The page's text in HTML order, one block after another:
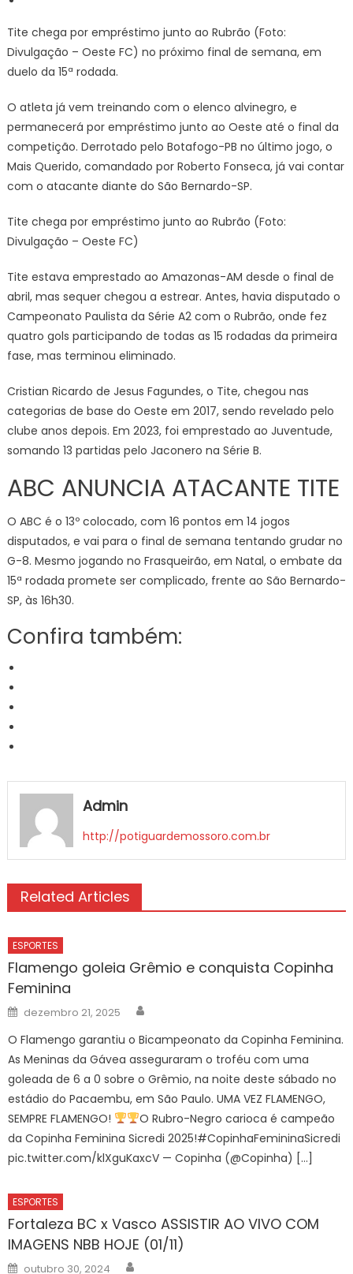
Tite chega por empréstimo junto ao Rubrão (Foto:
Divulgação – Oeste FC) no próximo final de semana, em
duelo da 15ª rodada.
O atleta já vem treinando com o elenco alvinegro, e
permanecerá por empréstimo junto ao Oeste até o final da
competição. Derrotado pelo Botafogo-PB no último jogo, o
Mais Querido, comandado por Roberto Fonseca, já vai contar
com o atacante diante do São Bernardo-SP.
Tite chega por empréstimo junto ao Rubrão (Foto:
Divulgação – Oeste FC)
Tite estava emprestado ao Amazonas-AM desde o final de
abril, mas sequer chegou a estrear. Antes, havia disputado o
Campeonato Paulista da Série A2 com o Rubrão, onde fez
quatro gols participando de todas as 15 rodadas da primeira
fase, mas terminou eliminado.
Cristian Ricardo de Jesus Fagundes, o Tite, chegou nas
categorias de base do Oeste em 2017, sendo revelado pelo
clube anos depois. Em 2023, foi emprestado ao Juventude,
somando 13 partidas pelo Jaconero na Série B.
ABC ANUNCIA ATACANTE TITE
O ABC é o 13º colocado, com 16 pontos em 14 jogos
disputados, e vai para o final de semana tentando grudar no
G-8. Mesmo jogando no Frasqueirão, em Natal, o embate da
15ª rodada promete ser complicado, frente ao São Bernardo-
SP, às 16h30.
Confira também:
Admin
http://potiguardemossoro.com.br
Related Articles
ESPORTES
Flamengo goleia Grêmio e conquista Copinha
Feminina
Posted
on
dezembro 21, 2025
O Flamengo garantiu o Bicampeonato da Copinha Feminina.
As Meninas da Gávea asseguraram o troféu com uma
goleada de 6 a 0 sobre o Grêmio, na noite deste sábado no
estádio do Pacaembu, em São Paulo. UMA VEZ FLAMENGO,
SEMPRE FLAMENGO!
O Rubro-Negro carioca é campeão
da Copinha Feminina Sicredi 2025!#CopinhaFemininaSicredi
pic.twitter.com/klXguKaxcV — Copinha (@Copinha) […]
ESPORTES
Fortaleza BC x Vasco ASSISTIR AO VIVO COM
IMAGENS NBB HOJE (01/11)
Posted
outubro 30, 2024